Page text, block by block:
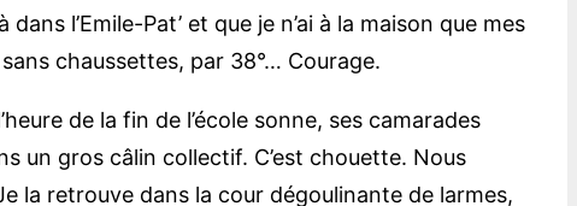
l’Emile-Pat’ et que je n’ai à la maison que mes
chaussettes, par 38°… Courage.
de la fin de l’école sonne, ses camarades
un gros câlin collectif. C’est chouette. Nous
la retrouve dans la cour dégoulinante de larmes,